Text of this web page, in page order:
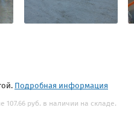
Подробная информация
107.66 руб. в наличии на складе.